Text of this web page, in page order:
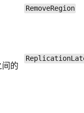
RemoveRegion
的